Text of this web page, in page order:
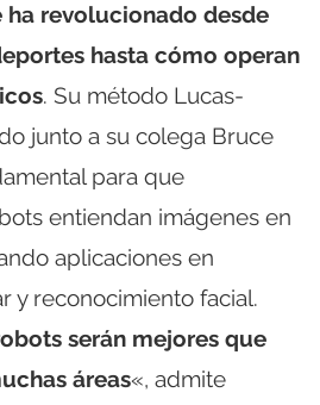
revolucionado desde
hasta cómo operan
. Su método Lucas-
junto a su colega Bruce
para que
entiendan imágenes en
aplicaciones en
y reconocimiento facial.
serán mejores que
áreas«, admite